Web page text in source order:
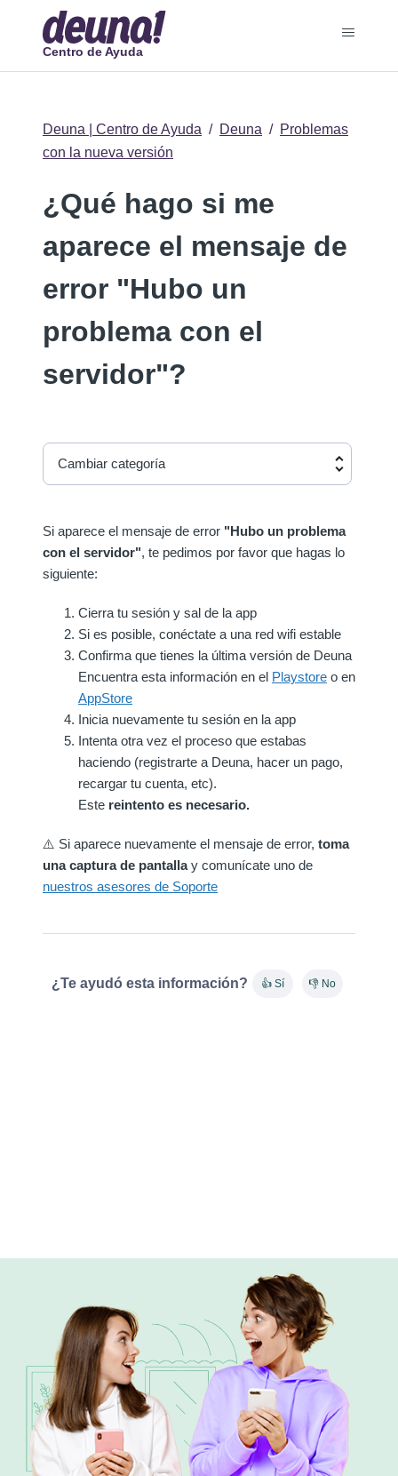
Centro de Ayuda
Deuna | Centro de Ayuda Deuna
Problemas
con la nueva versión
¿Qué hago si me
aparece el mensaje de
error "Hubo un
problema con el
servidor"?
Cambiar categoría
Si aparece el mensaje de error "Hubo un problema
con el servidor", te pedimos por favor que hagas lo
siguiente:
Cierra tu sesión y sal de la app
Si es posible, conéctate a una red wifi estable
Confirma que tienes la última versión de Deuna
Encuentra esta información en el Playstore o en
AppStore
Inicia nuevamente tu sesión en la app
Intenta otra vez el proceso que estabas
haciendo (registrarte a Deuna, hacer un pago,
recargar tu cuenta, etc).
Este reintento es necesario.
⚠️ Si aparece nuevamente el mensaje de error, toma
una captura de pantallay comunícate uno de
nuestros asesores de Soporte
¿Te ayudó esta información? 👍 Sí 👎 No